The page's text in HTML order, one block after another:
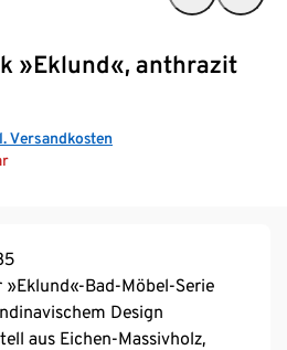
»Eklund«, anthrazit
Versandkosten
»Eklund«-Bad-Möbel-Serie
Design
aus Eichen-Massivholz,